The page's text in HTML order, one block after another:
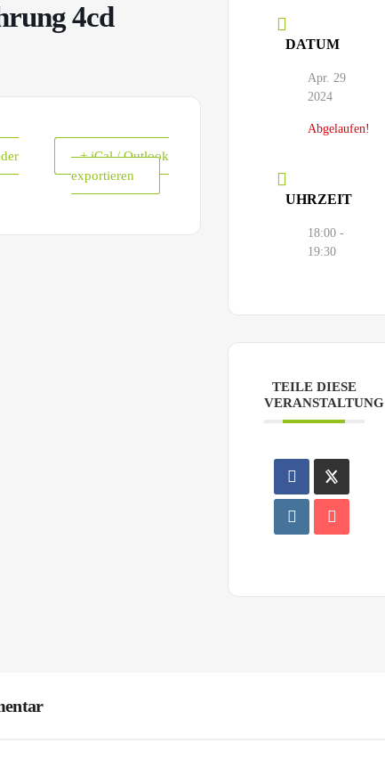
4cd
+ iCal / Outlook
exportieren
DATUM
Apr. 29
2024
Abgelaufen!
UHRZEIT
18:00 -
19:30
TEILE DIESE
VERANSTALTUNG